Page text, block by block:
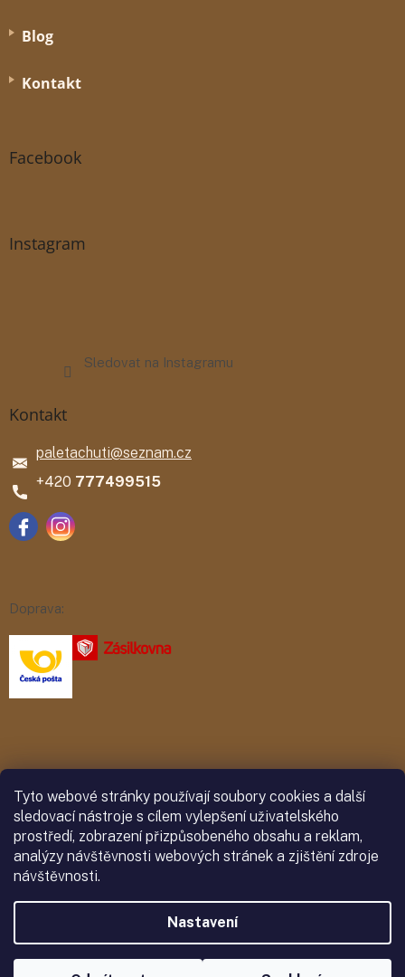
Tyto webové stránky používají soubory cookies a další
sledovací nástroje s cílem vylepšení uživatelského
prostředí, zobrazení přizpůsobeného obsahu a reklam,
analýzy návštěvnosti webových stránek a zjištění zdroje
návštěvnosti.
Nastavení
Blog
Kontakt
Facebook
Instagram
Sledovat na Instagramu
Kontakt
paletachuti@seznam.cz
777499515
Doprava:
Vytvořil Shoptet